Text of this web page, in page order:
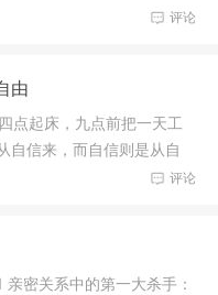
评论
由
点起床，九点前把一天工
自信来，而自信则是从自
评论
密关系中的第一大杀手：